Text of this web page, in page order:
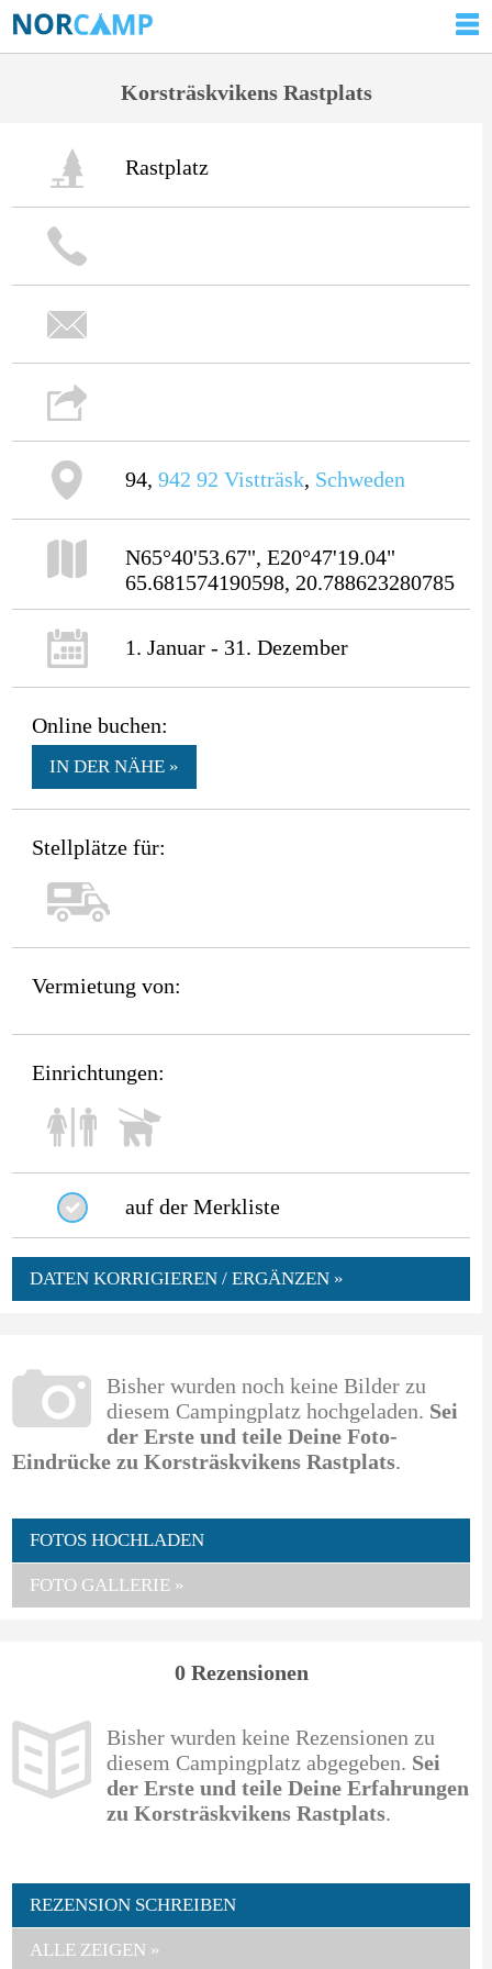
Korsträskvikens Rastplats
Rastplatz
94, 942 92 Vistträsk, Schweden
N65°40'53.67", E20°47'19.04"
65.681574190598, 20.788623280785
1. Januar - 31. Dezember
Online buchen:
IN DER NÄHE »
Stellplätze für:
Vermietung von:
Einrichtungen:
auf der Merkliste
DATEN KORRIGIEREN / ERGÄNZEN »
Bisher wurden noch keine Bilder zu
diesem Campingplatz hochgeladen. Sei
der Erste und teile Deine Foto-
Eindrücke zu Korsträskvikens Rastplats.
FOTOS HOCHLADEN
FOTO GALLERIE »
0 Rezensionen
Bisher wurden keine Rezensionen zu
diesem Campingplatz abgegeben. Sei
der Erste und teile Deine Erfahrungen
zu Korsträskvikens Rastplats.
REZENSION SCHREIBEN
ALLE ZEIGEN »